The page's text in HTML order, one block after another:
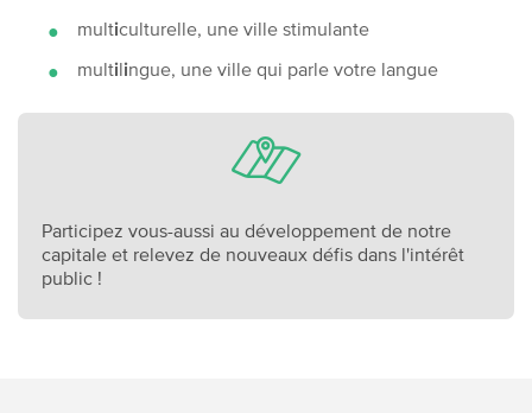
multiculturelle, une ville stimulante
multilingue, une ville qui parle votre langue
Participez vous-aussi au développement de notre
capitale et relevez de nouveaux défis dans l'intérêt
public !